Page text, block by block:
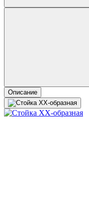
Описание